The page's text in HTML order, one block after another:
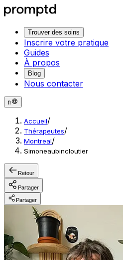
Trouver des soins
Inscrire votre pratique
Guides
À propos
Blog
Nous contacter
fr
Accueil/
Thérapeutes/
Montreal/
Simoneaubincloutier
Retour
Partager
Partager